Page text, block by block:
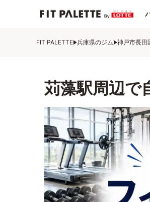
FIT PALETTE 兵庫県のジム 神戸市長田
苅藻駅周辺で